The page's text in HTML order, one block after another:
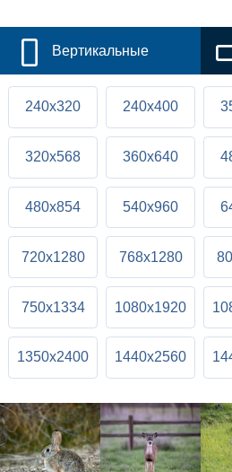
Вертикальные
240x320 240x400
320x568 360x640
480x854 540x960
720x1280 768x1280
750x1334 1080x1920
1350x2400 1440x2560